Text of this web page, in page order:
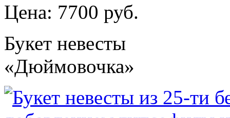
Цена: 7700 руб.
Букет невесты
«Дюймовочка»